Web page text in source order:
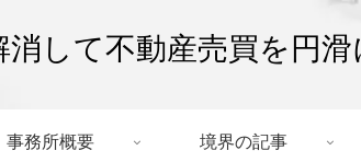
消して不動産売買を円
事務所概要 境界の記事